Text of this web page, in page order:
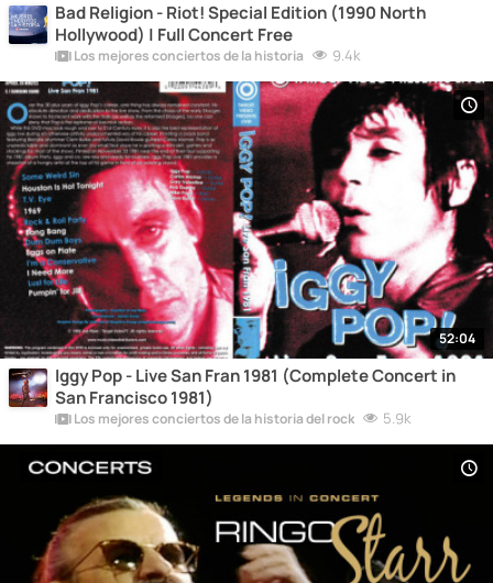
Bad Religion - Riot! Special Edition (1990 North
Hollywood) | Full Concert Free
Los mejores conciertos de la historia 9.4k
52:04
Iggy Pop - Live San Fran 1981 (Complete Concert in
San Francisco 1981)
Los mejores conciertos de la historia del rock 5.9k